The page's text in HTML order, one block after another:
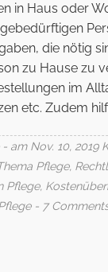
in Haus oder
die nötig
zu Hause zu
im
etc. Zudem
am Nov. 10, 2019
Pflege,
Pflege,
- 7